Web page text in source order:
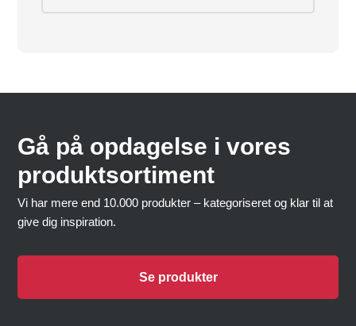
Gå på opdagelse i vores
produktsortiment
Vi har mere end 10.000 produkter – kategoriseret og klar til at
give dig inspiration.
Se produkter